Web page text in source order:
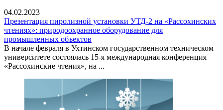
04.02.2023
Презентация пиролизной установки УТД-2 на «Рассохинских
чтениях»: природоохранное оборудование для
промышленных объектов
В начале февраля в Ухтинском государственном техническом
университете состоялась 15-я международная конференция
«Рассохинские чтения», на ...